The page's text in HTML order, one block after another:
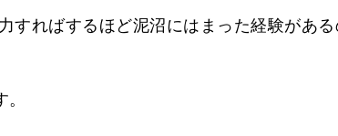
すればするほど泥沼にはまった経験がある